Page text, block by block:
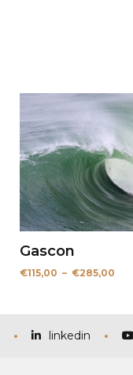
Gascon
€115,00 – €285,00
linkedin